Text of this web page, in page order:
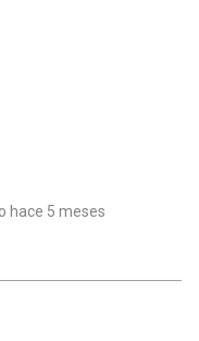
hace 5 meses